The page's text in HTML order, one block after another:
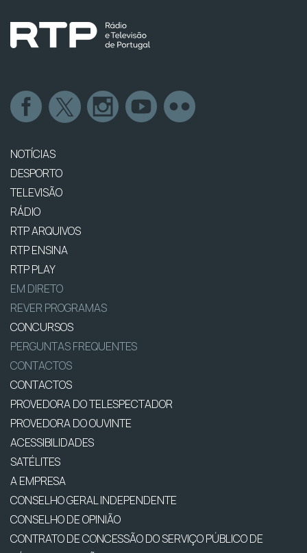
NOTÍCIAS
DESPORTO
TELEVISÃO
RÁDIO
RTP ARQUIVOS
RTP ENSINA
RTP PLAY
EM DIRETO
REVER PROGRAMAS
CONCURSOS
PERGUNTAS FREQUENTES
CONTACTOS
CONTACTOS
PROVEDORA DO TELESPECTADOR
PROVEDORA DO OUVINTE
ACESSIBILIDADES
SATÉLITES
A EMPRESA
CONSELHO GERAL INDEPENDENTE
CONSELHO DE OPINIÃO
CONTRATO DE CONCESSÃO DO SERVIÇO PÚBLICO DE